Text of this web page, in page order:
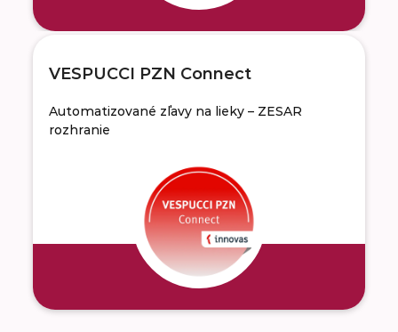
VESPUCCI PZN Connect
Automatizované zľavy na lieky – ZESAR
rozhranie